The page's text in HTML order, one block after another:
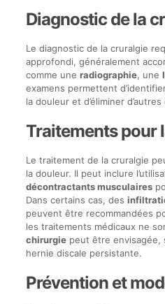
Diagnostic de la
Le diagnostic de la cruralgie
approfondi, généralement
comme une radiographie, une
examens permettent
la douleur et d’éliminer
Traitements pour
Le traitement de la cruralgie
la douleur. Il peut inclure
décontractants musculaires
Dans certains cas, des
peuvent être recommandées
les traitements médicaux ne
chirurgiepeut être envisagée,
hernie discale persistante.
Prévention et